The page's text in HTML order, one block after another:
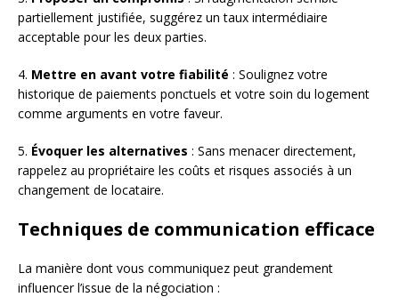
partiellement justifiée, suggérez un taux intermédiaire
acceptable pour les deux parties.
4. Mettre en avant votre fiabilité : Soulignez votre
historique de paiements ponctuels et votre soin du logement
comme arguments en votre faveur.
5. Évoquer les alternatives : Sans menacer directement,
rappelez au propriétaire les coûts et risques associés à un
changement de locataire.
Techniques de communication efficace
La manière dont vous communiquez peut grandement
influencer l’issue de la négociation :